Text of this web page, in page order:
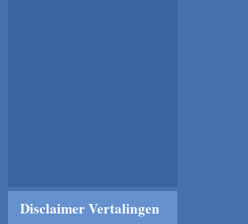
Disclaimer Vertalingen